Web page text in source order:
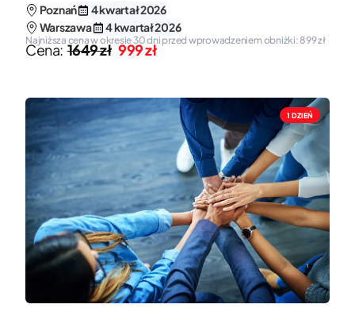
Poznań
4 kwartał 2026
Warszawa
4 kwartał 2026
Cena:1649 zł 999 zł
Najniższa cena w okresie 30 dni przed wprowadzeniem obniżki: 899 zł
1 DZIEŃ